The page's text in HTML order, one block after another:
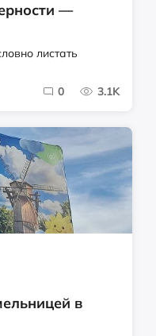
—
листать
0 3.1K
в